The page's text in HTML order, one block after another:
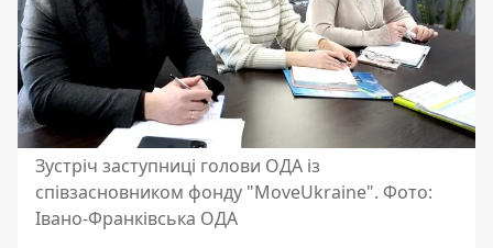
Зустріч заступниці голови ОДА із
співзасновником фонду "MoveUkraine". Фото:
Івано-Франківська ОДА